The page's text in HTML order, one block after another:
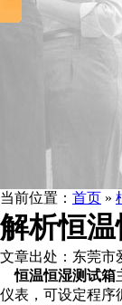
当前位置： 首页 »
解析恒
文章出处：东莞市
恒温恒湿测试箱
仪表，可设定程序